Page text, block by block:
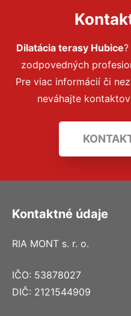
Dilatácia terasy Hubice
zodpovedných
Pre viac informácií či
neváhajte
Kontaktné údaje
RIA MONT s. r. o.
IČO: 53878027
DIČ: 2121544909